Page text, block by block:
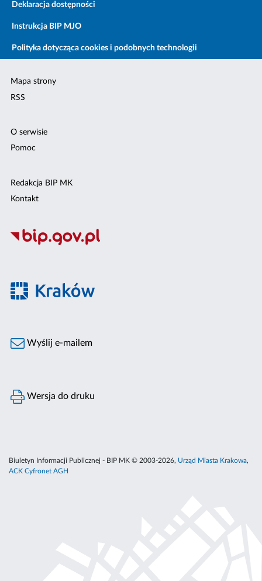
Deklaracja dostępności
Instrukcja BIP MJO
Polityka dotycząca cookies i podobnych technologii
Mapa strony
RSS
O serwisie
Pomoc
Redakcja BIP MK
Kontakt
Wyślij e-mailem
Wersja do druku
Biuletyn Informacji Publicznej - BIP MK © 2003-2026, Urząd Miasta Krakowa,
ACK Cyfronet AGH